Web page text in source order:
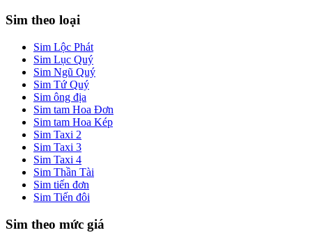
Sim theo loại
Sim Lộc Phát
Sim Lục Quý
Sim Ngũ Quý
Sim Tứ Quý
Sim ông địa
Sim tam Hoa Đơn
Sim tam Hoa Kép
Sim Taxi 2
Sim Taxi 3
Sim Taxi 4
Sim Thần Tài
Sim tiến đơn
Sim Tiến đôi
Sim theo mức giá